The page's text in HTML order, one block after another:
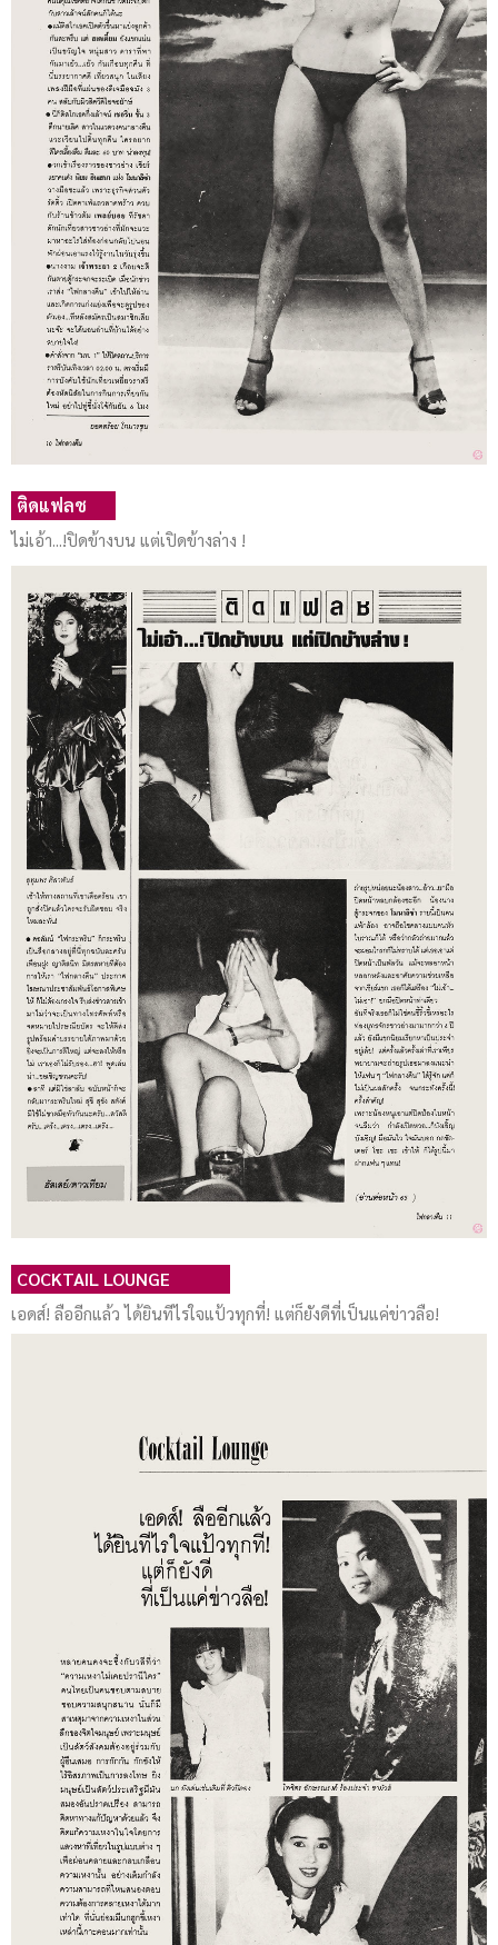
ติดแฟลช
ไม่เอ้า...!ปิดข้างบน แต่เปิดข้างล่าง !
COCKTAIL LOUNGE
เอดส์! ลืออีกแล้ว ได้ยินทีไรใจแป้วทุกที่! แต่ก็ยังดีที่เป็นแค่ข่าวลือ!